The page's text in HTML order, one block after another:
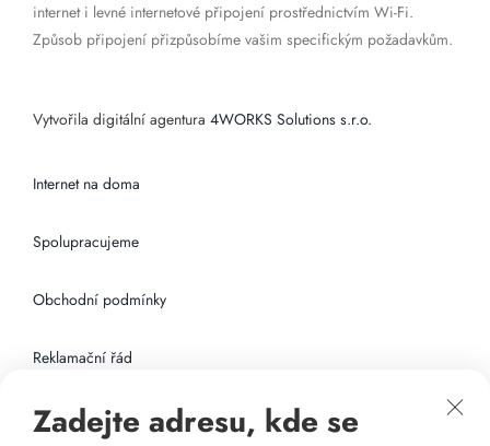
internet i levné internetové připojení prostřednictvím Wi-Fi.
Způsob připojení přizpůsobíme vašim specifickým požadavkům.
Vytvořila digitální agentura 4WORKS Solutions s.r.o.
Internet na doma
Spolupracujeme
Obchodní podmínky
Reklamační řád
Připojení k internetu
Zadejte adresu, kde se